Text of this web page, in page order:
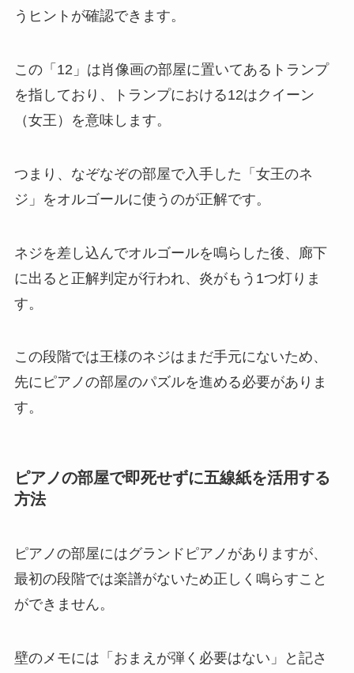
うヒントが確認できます。
この「12」は肖像画の部屋に置いてあるトランプ
を指しており、トランプにおける12はクイーン
（女王）を意味します。
つまり、なぞなぞの部屋で入手した「女王のネ
ジ」をオルゴールに使うのが正解です。
ネジを差し込んでオルゴールを鳴らした後、廊下
に出ると正解判定が行われ、炎がもう1つ灯りま
す。
この段階では王様のネジはまだ手元にないため、
先にピアノの部屋のパズルを進める必要がありま
す。
ピアノの部屋で即死せずに五線紙を活用する
方法
ピアノの部屋にはグランドピアノがありますが、
最初の段階では楽譜がないため正しく鳴らすこと
ができません。
壁のメモには「おまえが弾く必要はない」と記さ